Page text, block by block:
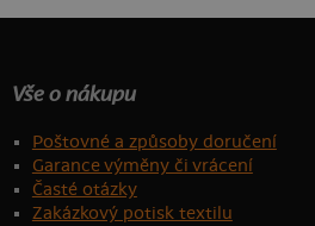
Vše o nákupu
Poštovné a způsoby doručení
Garance výměny či vrácení
Časté otázky
Zakázkový potisk textilu